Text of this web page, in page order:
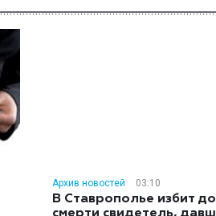
Архив новостей 03:10
В Ставрополье избит до